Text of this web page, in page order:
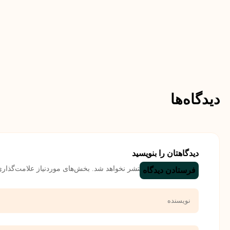
دیدگاه‌ها
دیدگاهتان را بنویسید
نشانی ایمیل شما منتشر نخواهد شد. بخش‌های موردنیاز